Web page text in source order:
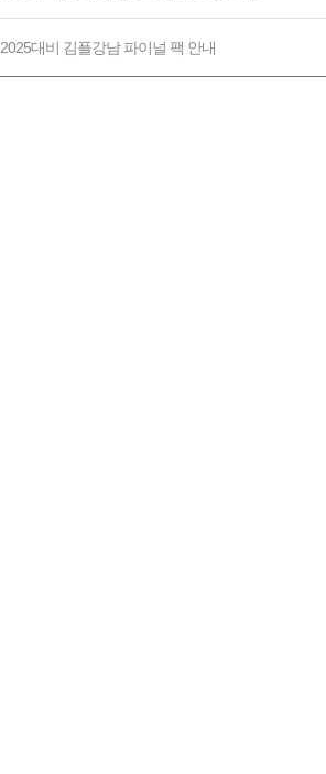
2025대비 김플강남 파이널 팩 안내